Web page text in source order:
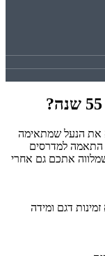
למצוא את הנעל שמתאימה
התאמה למדרסים
אתכם גם אחרי
דגם ומידה